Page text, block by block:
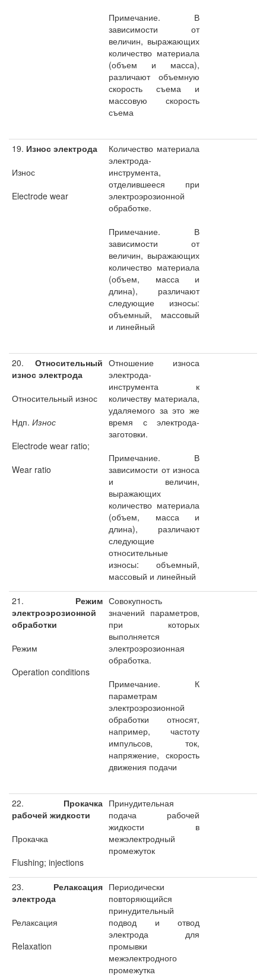
Примечание. В
зависимости от
величин, выражающих
количество материала
(объем и масса),
различают объемную
скорость съема и
массовую скорость
съема
19. Износ электрода
Износ
Electrode wear
Количество материала
электрода-
инструмента,
отделившееся при
электроэрозионной
обработке.
Примечание. В
зависимости от
величин, выражающих
количество материала
(объем, масса и
длина), различают
следующие износы:
объемный, массовый
и линейный
20. Относительный
износ электрода
Относительный износ
Ндп. Износ
Electrode wear ratio;
Wear ratio
Отношение износа
электрода-
инструмента к
количеству материала,
удаляемого за это же
время с электрода-
заготовки.
Примечание. В
зависимости от износа
и величин,
выражающих
количество материала
(объем, масса и
длина), различают
следующие
относительные
износы: объемный,
массовый и линейный
21. Режим
электроэрозионной
обработки
Режим
Operation conditions
Совокупность
значений параметров,
при которых
выполняется
электроэрозионная
обработка.
Примечание. К
параметрам
электроэрозионной
обработки относят,
например, частоту
импульсов, ток,
напряжение, скорость
движения подачи
22. Прокачка
рабочей жидкости
Прокачка
Flushing; injections
Принудительная
подача рабочей
жидкости в
межэлектродный
промежуток
23. Релаксация
электрода
Релаксация
Relaxation
Периодически
повторяющийся
принудительный
подвод и отвод
электрода для
промывки
межэлектродного
промежутка